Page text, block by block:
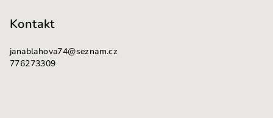
Kontakt
janablahova74@seznam.cz
776273309